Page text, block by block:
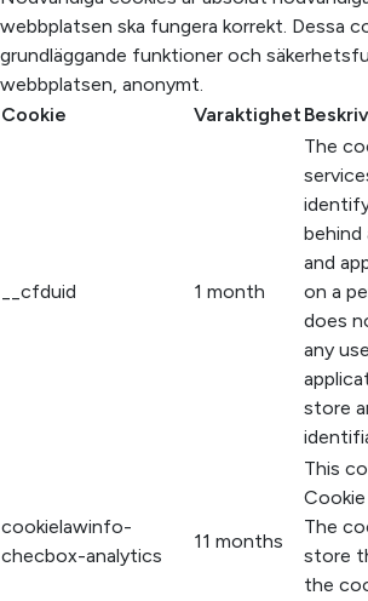
webbplatsen ska fungera korrekt. Dessa
grundläggande funktioner och
webbplatsen, anonymt.
Cookie
Varaktighet
__cfduid 1 month
The
behind
and
on a
does
any
store
cookielawinfo-
checbox-analytics
11 months
This
The
store
the